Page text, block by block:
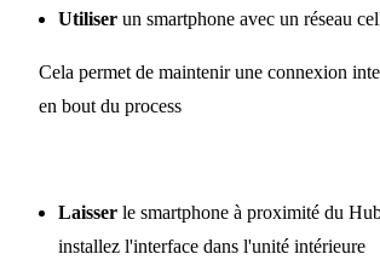
Utiliser un smartphone avec un réseau
Cela permet de maintenir une connexion
en bout du process
Laisser le smartphone à proximité du
installez l'interface dans l'unité intérieure